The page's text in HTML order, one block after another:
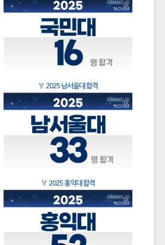
🏅 2025 남서울대 합격
🏅 2025 홍익대 합격